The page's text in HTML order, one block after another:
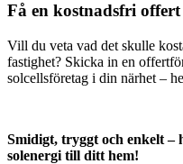
Få en kostnadsfri offert
Vill du veta vad det skulle
fastighet? Skicka in en
solcellsföretag i din närhet –
Smidigt, tryggt och enkelt –
solenergi till ditt hem!